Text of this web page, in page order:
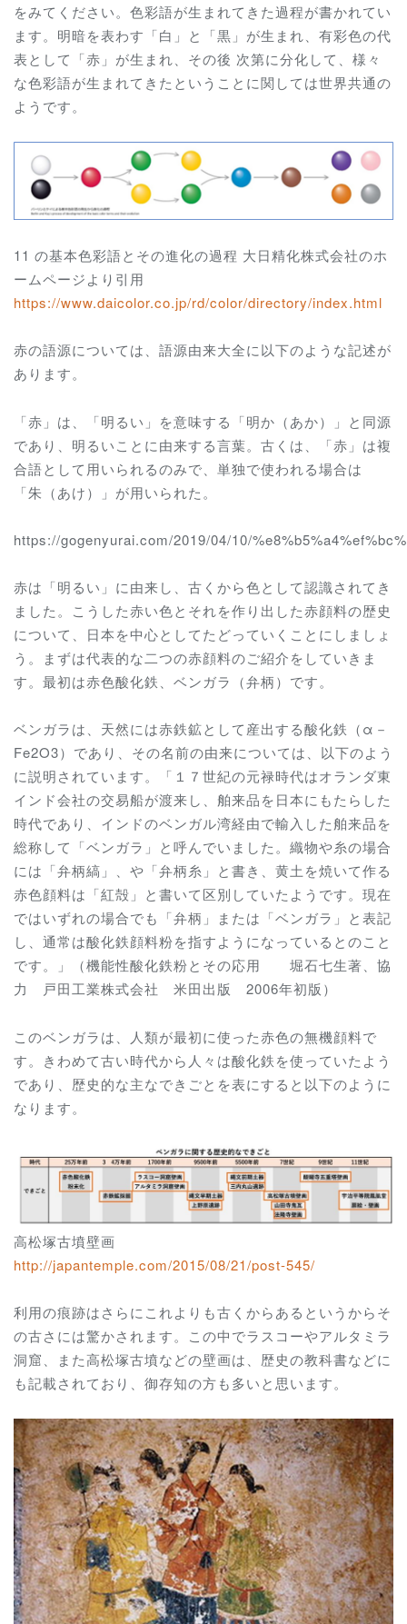
をみてください。色彩語が生まれてきた過程が書かれてい
ます。明暗を表わす「白」と「黒」が生まれ、有彩色の代
表として「赤」が生まれ、その後 次第に分化して、様々
な色彩語が生まれてきたということに関しては世界共通の
ようです。
11 の基本色彩語とその進化の過程 大日精化株式会社のホ
ームページより引用
https://www.daicolor.co.jp/rd/color/directory/index.html
赤の語源については、語源由来大全に以下のような記述が
あります。
「赤」は、「明るい」を意味する「明か（あか）」と同源
であり、明るいことに由来する言葉。古くは、「赤」は複
合語として用いられるのみで、単独で使われる場合は
「朱（あけ）」が用いられた。
https://gogenyurai.com/2019/04/10/
赤は「明るい」に由来し、古くから色として認識されてき
ました。こうした赤い色とそれを作り出した赤顔料の歴史
について、日本を中心としてたどっていくことにしましょ
う。まずは代表的な二つの赤顔料のご紹介をしていきま
す。最初は赤色酸化鉄、ベンガラ（弁柄）です。
ベンガラは、天然には赤鉄鉱として産出する酸化鉄（α－
Fe2O3）であり、その名前の由来については、以下のよう
に説明されています。「１７世紀の元禄時代はオランダ東
インド会社の交易船が渡来し、舶来品を日本にもたらした
時代であり、インドのベンガル湾経由で輸入した舶来品を
総称して「ベンガラ」と呼んでいました。織物や糸の場合
には「弁柄縞」、や「弁柄糸」と書き、黄土を焼いて作る
赤色顔料は「紅殻」と書いて区別していたようです。現在
ではいずれの場合でも「弁柄」または「ベンガラ」と表記
し、通常は酸化鉄顔料粉を指すようになっているとのこと
です。」（機能性酸化鉄粉とその応用 堀石七生著、協
力 戸田工業株式会社 米田出版 2006年初版）
このベンガラは、人類が最初に使った赤色の無機顔料で
す。きわめて古い時代から人々は酸化鉄を使っていたよう
であり、歴史的な主なできごとを表にすると以下のように
なります。
高松塚古墳壁画
http://japantemple.com/2015/08/21/post-545/
利用の痕跡はさらにこれよりも古くからあるというからそ
の古さには驚かされます。この中でラスコーやアルタミラ
洞窟、また高松塚古墳などの壁画は、歴史の教科書などに
も記載されており、御存知の方も多いと思います。